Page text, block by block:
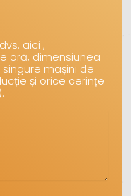
aici ,
oră, dimensiunea
mașini de
și orice cerințe